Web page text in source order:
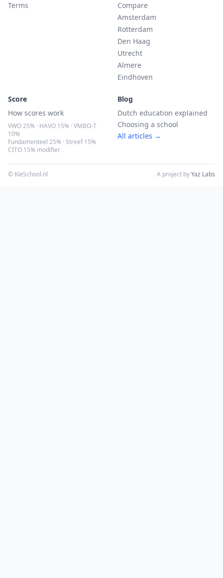
Terms
Compare
Amsterdam
Rotterdam
Den Haag
Utrecht
Almere
Eindhoven
Score
How scores work
VWO 25% · HAVO 15% · VMBO-T
10%
Fundamenteel 25% · Streef 15%
CITO 15% modifier
Blog
Dutch education explained
Choosing a school
All articles →
© KieSchool.nl A project byYaz Labs